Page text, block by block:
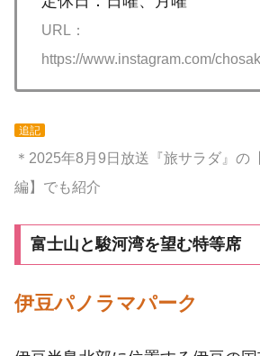
URL：
https://www.instagram.com/
追記
＊2025年8月9日放送『旅サラダ』の
編】でも紹介
富士山と駿河湾を望む特等席
伊豆パノラマパーク